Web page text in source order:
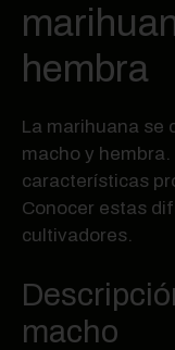
hembra
La marihuana se
macho y
características
Conocer estas
cultivadores.
macho